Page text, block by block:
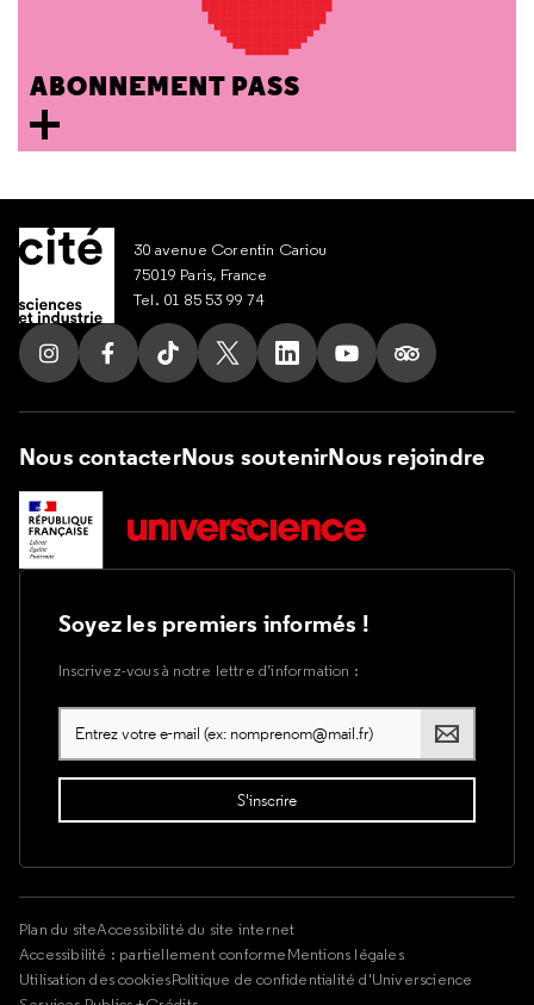
ABONNEMENT PASS
30 avenue Corentin Cariou
75019 Paris, France
Tel. 01 85 53 99 74
Suivez nous sur Instagram
Suivez nous sur Facebook
Suivez nous sur Tik Tok
Suivez nous sur X
Suivez nous sur LinkedIn
Suivez nous sur
Suivez nous
Nous contacterNous soutenirNous rejoindre
Soyez les premiers informés !
Inscrivez-vous à notre lettre d’information :
Plan du siteAccessibilité du site internet
Accessibilité : partiellement conformeMentions légales
Utilisation des cookiesPolitique de confidentialité d'Universcience